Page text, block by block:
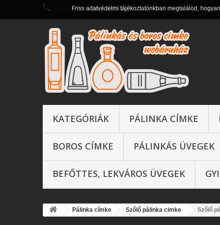
Hívj most: + 36 1 430 0821
KATEGÓRIÁK PÁLINKA CÍMKE
BOROS CÍMKE PÁLINKÁS ÜVEGEK
BEFŐTTES, LEKVÁROS ÜVEGEK
Friss adatvédelmi tájékoztatónkban megtalálod,
Pálinka címke Szőlő pálinka cimke Szőlő